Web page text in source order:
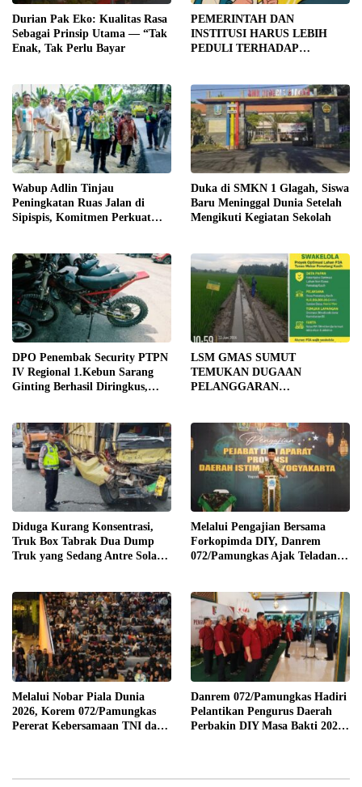
Durian Pak Eko: Kualitas Rasa
Sebagai Prinsip Utama — “Tak
Enak, Tak Perlu Bayar
PEMERINTAH DAN
INSTITUSI HARUS LEBIH
PEDULI TERHADAP
Wabup Adlin Tinjau
Peningkatan Ruas Jalan di
Sipispis, Komitmen Perkuat
Duka di SMKN 1 Glagah, Siswa
Baru Meninggal Dunia Setelah
Mengikuti Kegiatan Sekolah
DPO Penembak Security PTPN
IV Regional 1.Kebun Sarang
Ginting Berhasil Diringkus,
LSM GMAS SUMUT
TEMUKAN DUGAAN
PELANGGARAN
DIBORONGKAN KE PIHAK
LUAR DESA, PEKERJA
DIBAYAR Rp90 RIBU
Diduga Kurang Konsentrasi,
Truk Box Tabrak Dua Dump
Truk yang Sedang Antre Solar
Melalui Pengajian Bersama
Forkopimda DIY, Danrem
072/Pamungkas Ajak Teladani
Melalui Nobar Piala Dunia
2026, Korem 072/Pamungkas
Pererat Kebersamaan TNI dan
Danrem 072/Pamungkas Hadiri
Pelantikan Pengurus Daerah
Perbakin DIY Masa Bakti 2026-